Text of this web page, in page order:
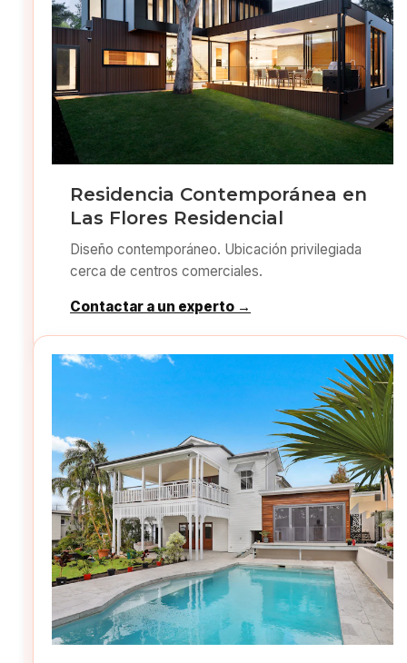
Residencia Contemporánea en
Las Flores Residencial
Diseño contemporáneo. Ubicación privilegiada
cerca de centros comerciales.
Contactar a un experto →